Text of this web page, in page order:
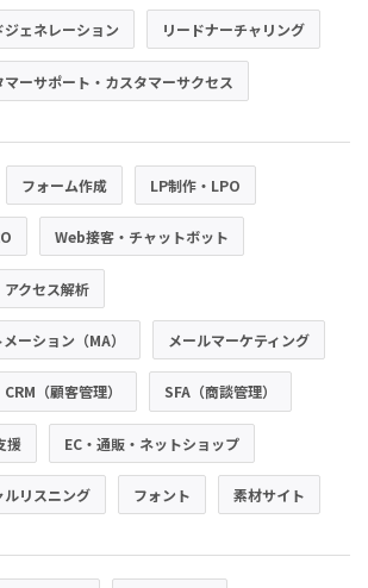
ジェネレーション リードナーチャリング
マーサポート・カスタマーサクセス
フォーム作成 LP制作・LPO
Web接客・チャットボット
アクセス解析
ーション（MA） メールマーケティング
CRM（顧客管理） SFA（商談管理）
援 EC・通販・ネットショップ
ルリスニング フォント 素材サイト